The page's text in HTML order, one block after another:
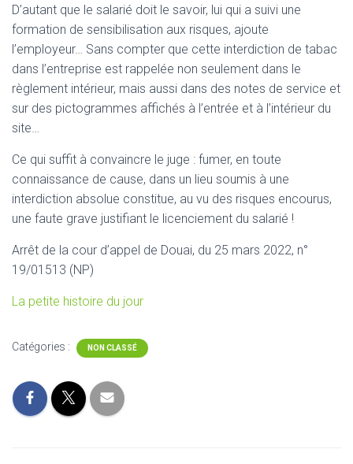
D’autant que le salarié doit le savoir, lui qui a suivi une
formation de sensibilisation aux risques, ajoute
l’employeur… Sans compter que cette interdiction de tabac
dans l’entreprise est rappelée non seulement dans le
règlement intérieur, mais aussi dans des notes de service et
sur des pictogrammes affichés à l’entrée et à l’intérieur du
site…
Ce qui suffit à convaincre le juge : fumer, en toute
connaissance de cause, dans un lieu soumis à une
interdiction absolue constitue, au vu des risques encourus,
une faute grave justifiant le licenciement du salarié !
Arrêt de la cour d’appel de Douai, du 25 mars 2022, n°
19/01513 (NP)
La petite histoire du jour
Catégories : NON CLASSÉ